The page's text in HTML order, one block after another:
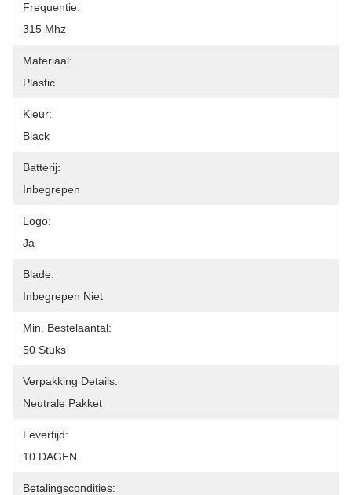
Frequentie:
315 Mhz
Materiaal:
Plastic
Kleur:
Black
Batterij:
Inbegrepen
Logo:
Ja
Blade:
Inbegrepen Niet
Min. Bestelaantal:
50 Stuks
Verpakking Details:
Neutrale Pakket
Levertijd:
10 DAGEN
Betalingscondities: